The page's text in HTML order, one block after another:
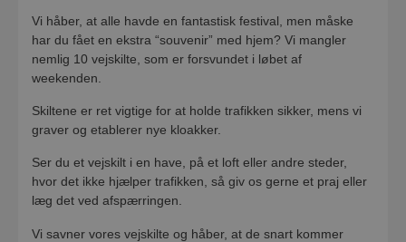
Vi håber, at alle havde en fantastisk festival, men måske
har du fået en ekstra “souvenir” med hjem? Vi mangler
nemlig 10 vejskilte, som er forsvundet i løbet af
weekenden.
Skiltene er ret vigtige for at holde trafikken sikker, mens vi
graver og etablerer nye kloakker.
Ser du et vejskilt i en have, på et loft eller andre steder,
hvor det ikke hjælper trafikken, så giv os gerne et praj eller
læg det ved afspærringen.
Vi savner vores vejskilte og håber, at de snart kommer